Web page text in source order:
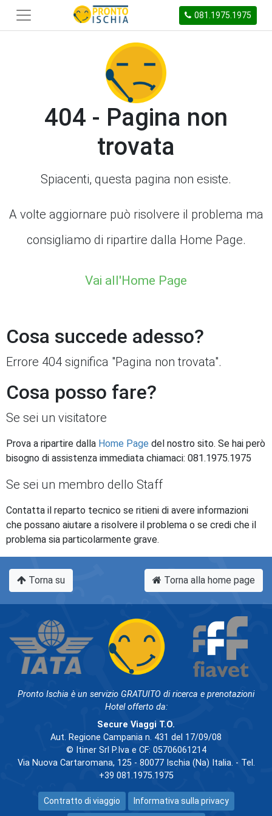
081.1975.1975
404 - Pagina non
trovata
Spiacenti, questa pagina non esiste.
A volte aggiornare può risolvere il problema ma
consigliamo di ripartire dalla Home Page.
Vai all'Home Page
Cosa succede adesso?
Errore 404 significa "Pagina non trovata".
Cosa posso fare?
Se sei un visitatore
Prova a ripartire dalla Home Page del nostro sito. Se hai però
bisogno di assistenza immediata chiamaci: 081.1975.1975
Se sei un membro dello Staff
Contatta il reparto tecnico se ritieni di avere informazioni
che possano aiutare a risolvere il problema o se credi che il
problema sia particolarmente grave.
Torna su Torna alla home page
Pronto Ischia è un servizio GRATUITO di ricerca e prenotazioni
Hotel offerto da:
Secure Viaggi T.O.
Aut. Regione Campania n. 431 del 17/09/08
© Itiner Srl P.Iva e CF: 05706061214
Via Nuova Cartaromana, 125 - 80077 Ischia (Na) Italia. - Tel.
+39 081.1975.1975
Contratto di viaggio Informativa sulla privacy